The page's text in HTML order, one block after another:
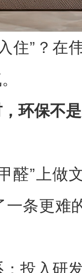
住”？在
环保不
醛”上做
一条更难
投入研